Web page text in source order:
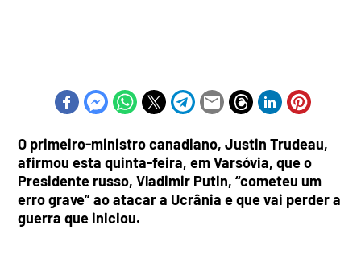
O primeiro-ministro canadiano, Justin Trudeau,
afirmou esta quinta-feira, em Varsóvia, que o
Presidente russo, Vladimir Putin, “cometeu um
erro grave” ao atacar a Ucrânia e que vai perder a
guerra que iniciou.